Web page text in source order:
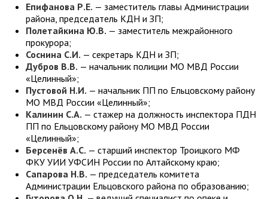
Епифанова Р.Е. — заместитель главы Администрации
района, председатель КДН и ЗП;
Полетайкина Ю.В. — заместитель межрайонного
прокурора;
Соснина С.И. — секретарь КДН и ЗП;
Дубров В.В. — начальник полиции МО МВД России
«Целинный»;
Пустовой Н.И. — начальник ПП по Ельцовскому району
МО МВД России «Целинный»;
Калинин С.А. — стажер на должность инспектора ПДН
ПП по Ельцовскому району МО МВД России
«Целинный»;
Берсенёв А.С. — старший инспектор Троицкого МФ
ФКУ УИИ УФСИН России по Алтайскому краю;
Сапарова Н.В. — председатель комитета
Администрации Ельцовского района по образованию;